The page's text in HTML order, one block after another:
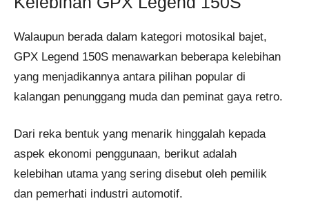
Walaupun berada dalam kategori motosikal bajet,
GPX Legend 150S menawarkan beberapa kelebihan
yang menjadikannya antara pilihan popular di
kalangan penunggang muda dan peminat gaya retro.
Dari reka bentuk yang menarik hinggalah kepada
aspek ekonomi penggunaan, berikut adalah
kelebihan utama yang sering disebut oleh pemilik
dan pemerhati industri automotif.